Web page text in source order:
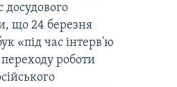
досудового
що 24 березня
«під час інтерв'ю
роботи